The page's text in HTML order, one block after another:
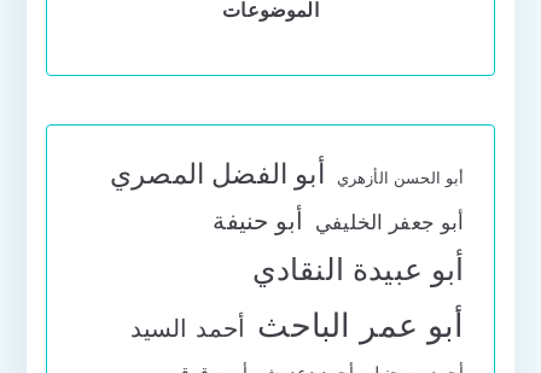
الموضوعات
أبو الحسن الأزهري أبو الفضل المصري
أبو جعفر الخليفي أبو حنيفة
أبو عبيدة النقادي
أبو عمر الباحث أحمد السيد